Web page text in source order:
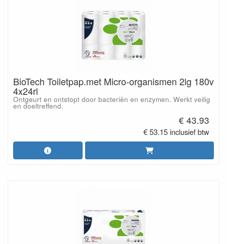
BioTech Toiletpap.met Micro-organismen 2lg 180v
4x24rl
Ontgeurt en ontstopt door bacteriën en enzymen. Werkt veilig
en doeltreffend.
€ 43.93
€ 53.15 inclusief btw